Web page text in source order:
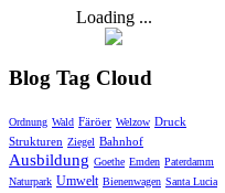
Loading ...
Blog Tag Cloud
Ordnung Wald Färöer Welzow Druck
Strukturen Ziegel Bahnhof
Ausbildung Goethe Emden Paterdamm
Naturpark Umwelt Bienenwagen Santa Lucia